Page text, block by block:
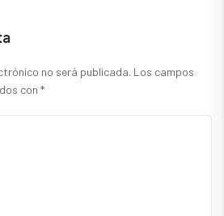
no será publicada. Los campos
con *